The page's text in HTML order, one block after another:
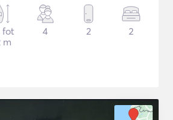
fot
m
4 2 2